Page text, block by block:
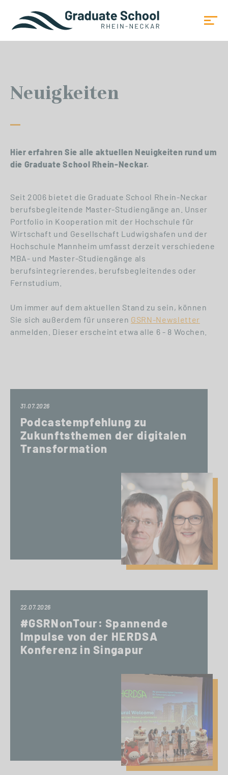
Neuigkeiten
Hier erfahren Sie alle aktuellen Neuigkeiten rund um
die Graduate School Rhein-Neckar.
Seit 2006 bietet die Graduate School Rhein-Neckar
berufsbegleitende Master-Studiengänge an. Unser
Portfolio in Kooperation mit der Hochschule für
Wirtschaft und Gesellschaft Ludwigshafen und der
Hochschule Mannheim umfasst derzeit verschiedene
MBA- und Master-Studiengänge als
berufsintegrierendes, berufsbegleitendes oder
Fernstudium.
Um immer auf dem aktuellen Stand zu sein, können
Sie sich außerdem für unseren GSRN-Newsletter
anmelden. Dieser erscheint etwa alle 6 - 8 Wochen.
31.07.2026
Podcastempfehlung zu
Zukunftsthemen der digitalen
Transformation
22.07.2026
#GSRNonTour: Spannende
Impulse von der HERDSA
Konferenz in Singapur